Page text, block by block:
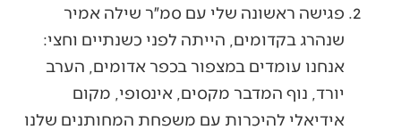
פגישה ראשונה שלי עם סמ״ר שילה אמיר
שנהרג בקדומים, הייתה לפני כשנתיים וחצי:
אנחנו עומדים במצפור בכפר אדומים, הערב
יורד, נוף המדבר מקסים, אינסופי, מקום
אידיאלי להיכרות עם משפחת המחותנים שלנו